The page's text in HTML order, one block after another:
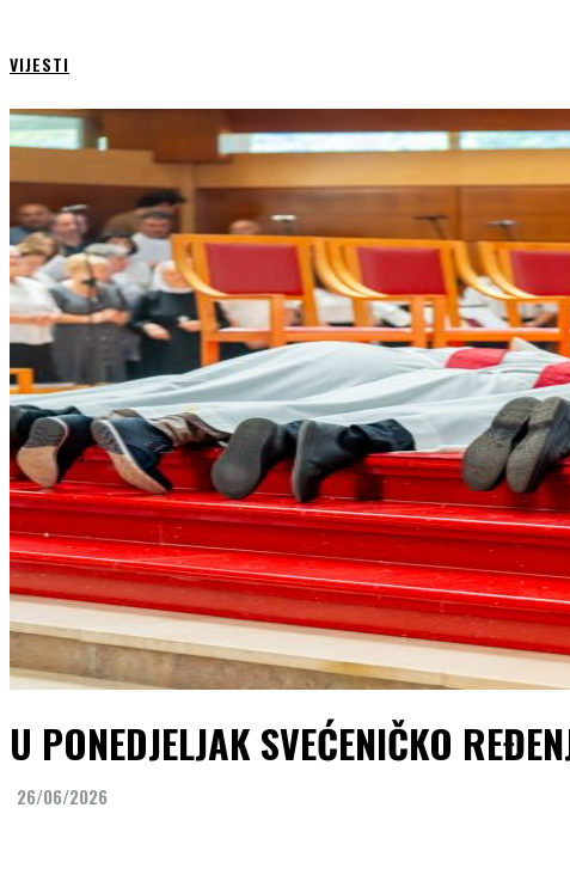
VIJESTI
U PONEDJELJAK SVEĆENIČKO
26/06/2026